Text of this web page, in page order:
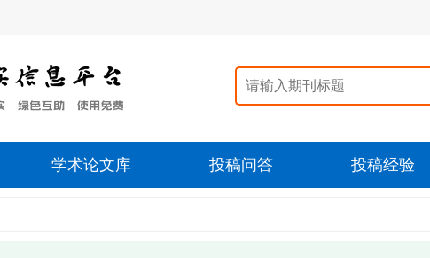
学术论文库 投稿问答 投稿经验